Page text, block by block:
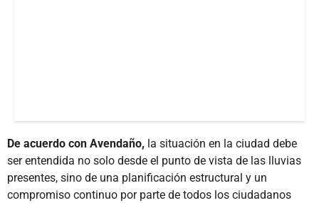
De acuerdo con Avendaño, la situación en la ciudad debe
ser entendida no solo desde el punto de vista de las lluvias
presentes, sino de una planificación estructural y un
compromiso continuo por parte de todos los ciudadanos